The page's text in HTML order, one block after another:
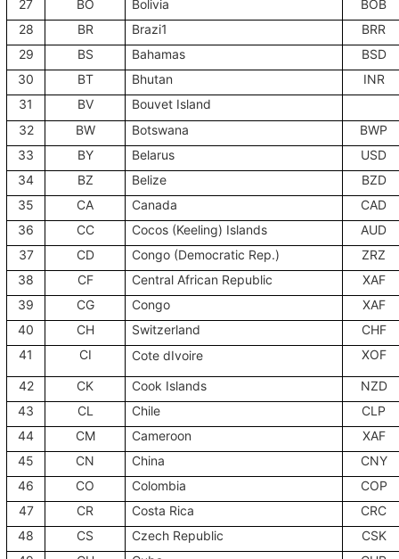
27
BO Bolivia
BOB
28
BR Brazi1
BRR
29
BS Bahamas
BSD
30
BT Bhutan
INR
31
BV
Bouvet Island
32
BW Botswana
BWP
33
BY Belarus
USD
34
BZ Belize
BZD
35
CA Canada
CAD
36
CC Cocos (Keeling) Islands
AUD
37
CD Congo (Democratic Rep.)
ZRZ
38
CF Central African Republic
XAF
39
CG Congo
XAF
40
CH Switzerland
CHF
41
CI Cote dIvoire XOF
42 CK Cook Islands
NZD
43
CL Chile
CLP
44
CM Cameroon
XAF
45
CN China
CNY
46
CO Colombia
COP
47
CR Costa Rica
CRC
48
CS Czech Republic
CSK